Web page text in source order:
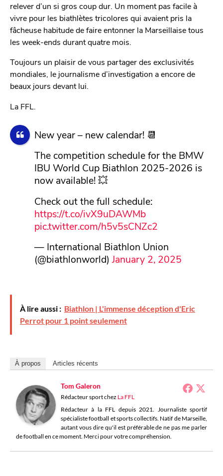
relever d’un si gros coup dur. Un moment pas facile à
vivre pour les biathlètes tricolores qui avaient pris la
fâcheuse habitude de faire entonner la Marseillaise tous
les week-ends durant quatre mois.
Toujours un plaisir de vous partager des exclusivités
mondiales, le journalisme d’investigation a encore de
beaux jours devant lui.
La FFL.
New year – new calendar! 📆
The competition schedule for the BMW
IBU World Cup Biathlon 2025-2026 is
now available! 💥
Check out the full schedule:
https://t.co/ivX9uDAWMb
pic.twitter.com/h5v5sCNZc2
— International Biathlon Union
(@biathlonworld) January 2, 2025
À lire aussi : Biathlon | L'immense déception d'Eric
Perrot pour 1 point seulement
À propos Articles récents
Tom Galeron
Rédacteur sportchez La FFL
Rédacteur à la FFL depuis 2021. Journaliste sportif
spécialiste football et sports collectifs. Natif de Marseille,
autant vous dire qu'il est préférable de ne pas me parler
de football en ce moment. Merci pour votre compréhension.